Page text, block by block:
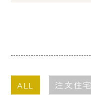
ALL 注文住宅